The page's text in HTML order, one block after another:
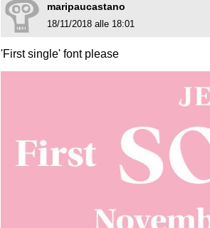
maripaucastano
18/11/2018 alle 18:01
'First single' font please